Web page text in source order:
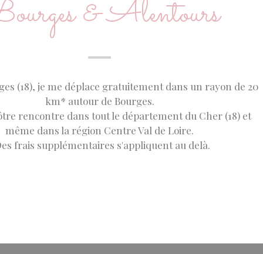
& Alentours
(18), je me déplace gratuitement dans un rayon de 20
km* autour de Bourges.
rencontre dans tout le département du Cher (18) et
même dans la région Centre Val de Loire.
frais supplémentaires s'appliquent au delà.